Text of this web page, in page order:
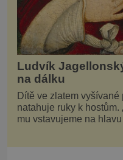
Ludvík
na dálku
Dítě ve zlatem
natahuje ruky k hostům.
mu vstavujeme na
pro které je k